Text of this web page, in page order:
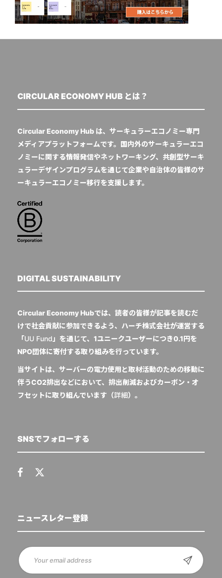
CIRCULAR ECONOMY HUB とは？
Circular Economy Hub は、サーキュラーエコノミー専門
メディアプラットフォームです。国内外のサーキュラーエコ
ノミーに関する情報発信やネットワーキング、共創型サーキ
ュラーデザインプログラムを通じて企業や自治体の皆様のサ
ーキュラーエコノミー移行を支援します。
DIGITAL SUSTAINABILITY
Circular Economy Hubでは、読者の皆様が記事を読むだ
けで社会貢献に参加できるよう、ハーチ株式会社が運営する
「UU Fund 」を通じて、1ユニークユーザーにつき0.1円を
NPO団体に寄付する取り組みを行っています。
当サイトは、サーバーの電力使用と取材活動のための移動に
伴うCO2排出などにおいて、排出削減およびカーボン・オ
フセットに取り組んでいます（詳細）。
SNSでフォローする
ニュースレター登録